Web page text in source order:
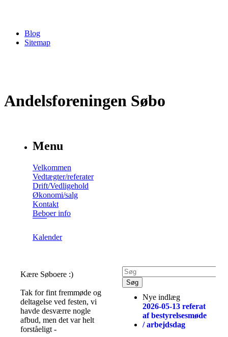
Blog
Sitemap
Andelsforeningen Søbo
Menu
Velkommen
Vedtægter/referater
Drift/Vedligehold
Økonomi/salg
Kontakt
Beboer info
Kalender
Kære Søboere :)
Tak for fint fremmøde og
deltagelse ved festen, vi
havde desværre nogle
afbud, men det var helt
forståeligt -
Nye indlæg
2026-05-13 referat
af bestyrelsesmøde
/ arbejdsdag